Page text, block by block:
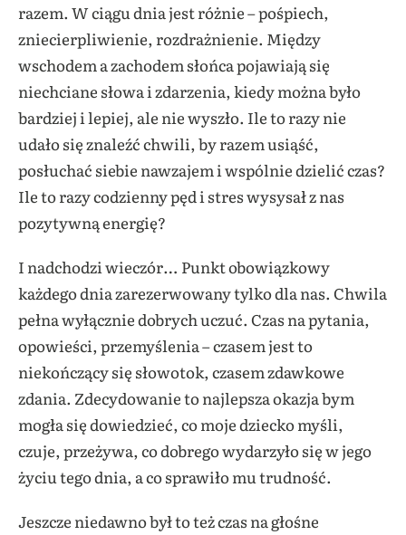
razem. W ciągu dnia jest różnie – pośpiech,
zniecierpliwienie, rozdrażnienie. Między
wschodem a zachodem słońca pojawiają się
niechciane słowa i zdarzenia, kiedy można było
bardziej i lepiej, ale nie wyszło. Ile to razy nie
udało się znaleźć chwili, by razem usiąść,
posłuchać siebie nawzajem i wspólnie dzielić czas?
Ile to razy codzienny pęd i stres wysysał z nas
pozytywną energię?
I nadchodzi wieczór… Punkt obowiązkowy
każdego dnia zarezerwowany tylko dla nas. Chwila
pełna wyłącznie dobrych uczuć. Czas na pytania,
opowieści, przemyślenia – czasem jest to
niekończący się słowotok, czasem zdawkowe
zdania. Zdecydowanie to najlepsza okazja bym
mogła się dowiedzieć, co moje dziecko myśli,
czuje, przeżywa, co dobrego wydarzyło się w jego
życiu tego dnia, a co sprawiło mu trudność.
Jeszcze niedawno był to też czas na głośne